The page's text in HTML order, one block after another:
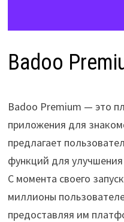
Badoo
Badoo Premium — это
приложения для
предлагает
функций для
С момента своего
миллионы
предоставляя им